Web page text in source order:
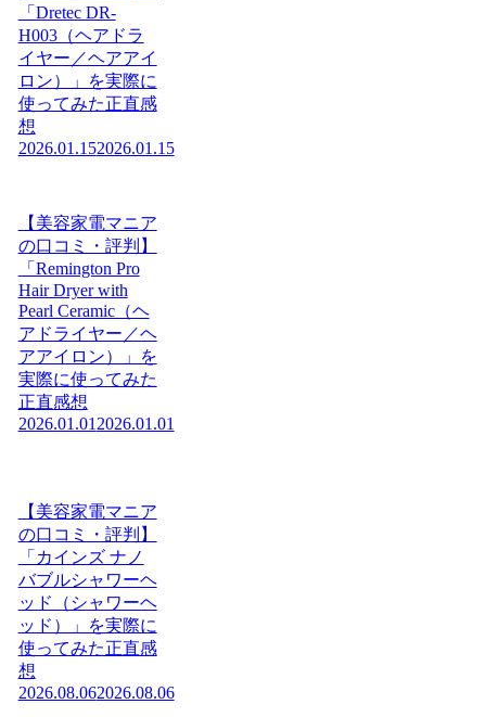
「Dretec DR-
H003（ヘアドラ
イヤー／ヘアアイ
ロン）」を実際に
使ってみた正直感
想
2026.01.152026.01.15
【美容家電マニア
の口コミ・評判】
「Remington Pro
Hair Dryer with
Pearl Ceramic（ヘ
アドライヤー／ヘ
アアイロン）」を
実際に使ってみた
正直感想
2026.01.01 2026.01.01
【美容家電マニア
の口コミ・評判】
「カインズ ナノ
バブルシャワーヘ
ッド（シャワーヘ
ッド）」を実際に
使ってみた正直感
想
2026.08.062026.08.06